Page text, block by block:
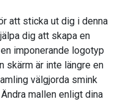
att sticka ut dig i denna
dig att skapa en
imponerande logotyp
skärm är inte längre en
välgjorda smink
mallen enligt dina